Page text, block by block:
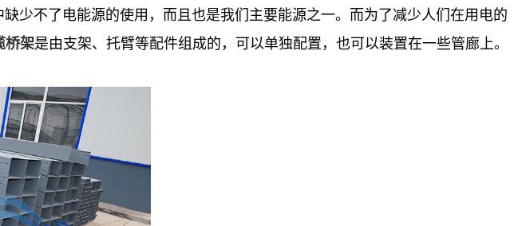
不了电能源的使用，而且也是我们主要能源之一。而为了减少人们在用电的
桥架是由支架、托臂等配件组成的，可以单独配置，也可以装置在一些管廊上。